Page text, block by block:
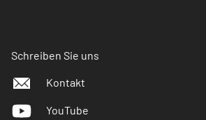
Schreiben Sie uns
Kontakt
YouTube